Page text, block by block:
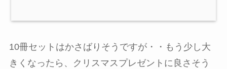
10冊セットはかさばりそうですが・・もう少し大
きくなったら、クリスマスプレゼントに良さそう